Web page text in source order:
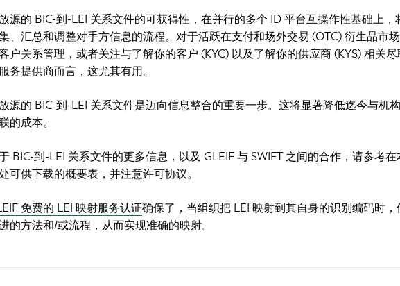
源的 BIC-到-LEI 关系文件的可获得性，在并行的多个 ID 平台互操作性基础上，
、汇总和调整对手方信息的流程。对于活跃在支付和场外交易 (OTC) 衍生品市
户关系管理，或者关注与了解你的客户 (KYC) 以及了解你的供应商 (KYS) 相关
务提供商而言，这尤其有用。
源的 BIC-到-LEI 关系文件是迈向信息整合的重要一步。这将显著降低迄今与机
的成本。
BIC-到-LEI 关系文件的更多信息，以及 GLEIF 与 SWIFT 之间的合作，请参考
可供下载的概要表，并注意许可协议。
免费的 LEI 映射服务认证确保了，当组织把 LEI 映射到其自身的识别编码时，
的方法和/或流程，从而实现准确的映射。